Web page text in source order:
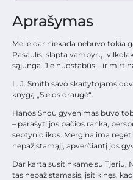
Aprašymas
Meilė dar niekada nebuvo tokia
Pasaulis, slapta vampyrų,
sąjunga. Jie nuostabūs – ir
L. J. Smith savo skaitytojams
knygą „Sielos draugė“.
Hanos Snou gyvenimas buvo
– parašyti jos pačios ranka,
septyniolikos. Mergina ima
nepažįstamąjį, apverčiantį jos
Dar kartą susitinkame su Tjeriu,
tas nepažįstamasis, įsitikinęs,